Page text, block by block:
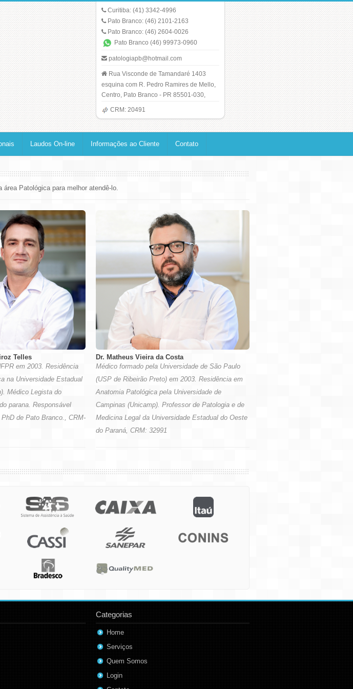
Curitiba: (41) 3342-4996
Pato Branco: (46) 2101-2163
Pato Branco: (46) 2604-0026
Pato Branco (46) 99973-0960
patologiapb@hotmail.com
Rua Visconde de Tamandaré 1403
esquina com R. Pedro Ramires de Mello,
Centro, Pato Branco - PR 85501-030,
CRM: 20491
Laudos On-line Informações ao Cliente Contato
Patológica para melhor atendê-lo.
Telles
em 2003. Residência
na Universidade Estadual
Médico Legista do
parana. Responsável
de Pato Branco., CRM-
Dr. Matheus Vieira da Costa
Médico formado pela Universidade de São Paulo
(USP de Ribeirão Preto) em 2003. Residência em
Anatomia Patológica pela Universidade de
Campinas (Unicamp). Professor de Patologia e de
Medicina Legal da Universidade Estadual do Oeste
do Paraná, CRM: 32991
Categorias
Home
Serviços
Quem Somos
Login